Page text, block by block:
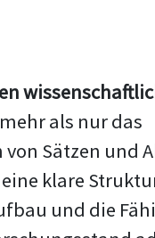
als nur das
Sätzen und
klare
und die